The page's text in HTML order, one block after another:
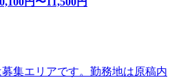
集エリアです。勤務地は原稿内